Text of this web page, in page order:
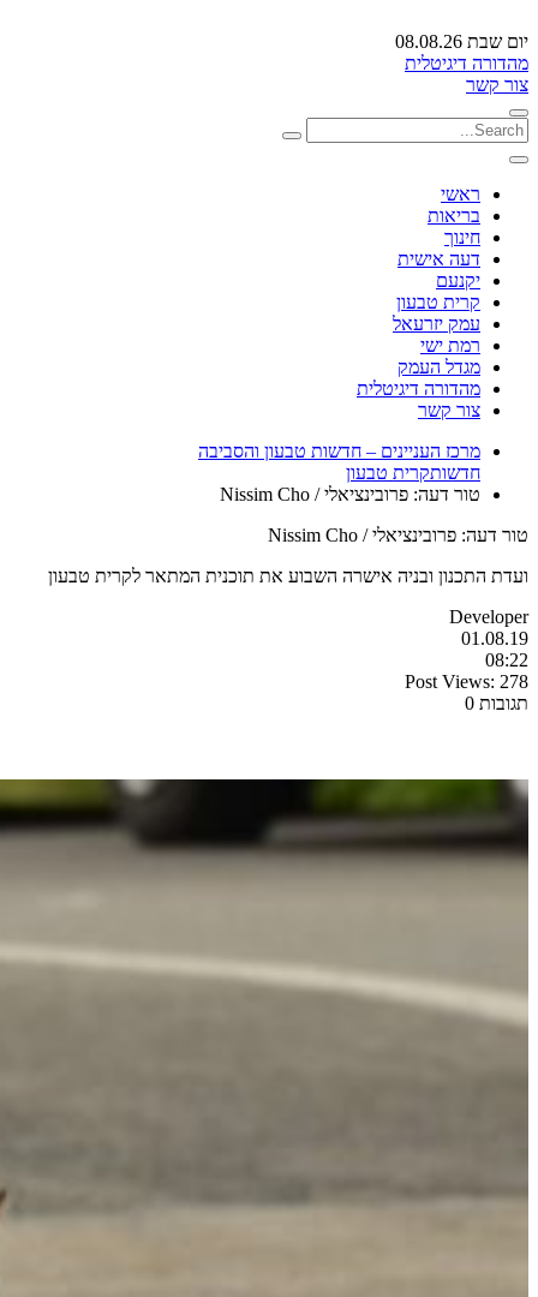
יום שבת 08.08.26
מהדורה דיגיטלית
צור קשר
ראשי
בריאות
חינוך
דעה אישית
יקנעם
קרית טבעון
עמק יזרעאל
רמת ישי
מגדל העמק
מהדורה דיגיטלית
צור קשר
מרכז העניינים – חדשות טבעון והסביבה
חדשותקרית טבעון
טור דעה: פרובינציאלי / Nissim Cho
טור דעה: פרובינציאלי / Nissim Cho
ועדת התכנון ובניה אישרה השבוע את תוכנית המתאר לקרית טבעון
Developer
01.08.19
08:22
Post Views: 278
תגובות 0